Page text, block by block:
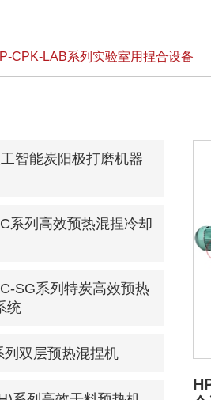
CPK-LAB系列实验室用捏合设备
智能炭阳极打磨机器
系列高效预热混捏冷却
SG系列特炭高效预热
统
列双层预热混捏机